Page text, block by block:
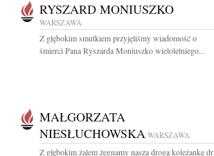
RYSZARD MONIUSZKO
WARSZAWA
Z głębokim smutkiem przyjęliśmy wiadomość o
śmierci Pana Ryszarda Moniuszko wieloletniego...
MAŁGORZATA
NIESŁUCHOWSKA WARSZAWA
Z głębokim żalem żegnamy nasza drogą koleżankę dr